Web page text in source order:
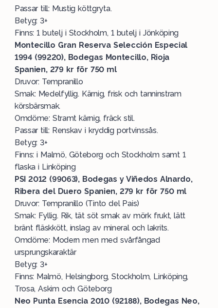
Passar till: Mustig köttgryta.
Betyg: 3+
Finns: 1 butelj i Stockholm, 1 butelj i Jönköping
Montecillo Gran Reserva Selección Especial
1994 (99220), Bodegas Montecillo, Rioja
Spanien, 279 kr för 750 ml
Druvor: Tempranillo
Smak: Medelfyllig. Kärnig, frisk och tanninstram
körsbärsmak.
Omdöme: Stramt kärnig, fräck stil.
Passar till: Renskav i kryddig portvinssås.
Betyg: 3+
Finns: i Malmö, Göteborg och Stockholm samt 1
flaska i Linköping
PSI 2012 (99063), Bodegas y Viñedos Alnardo,
Ribera del Duero Spanien, 279 kr för 750 ml
Druvor: Tempranillo (Tinto del Pais)
Smak: Fyllig. Rik, tät söt smak av mörk frukt, lätt
bränt fläskkött, inslag av mineral och lakrits.
Omdöme: Modern men med svårfångad
ursprungskaraktär
Betyg: 3+
Finns: Malmö, Helsingborg, Stockholm, Linköping,
Trosa, Askim och Göteborg
Neo Punta Esencia 2010 (92188), Bodegas Neo,